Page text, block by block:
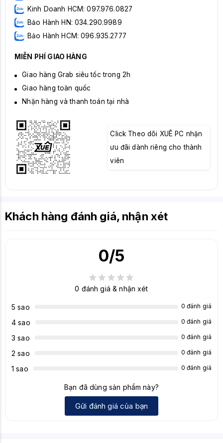
Kinh Doanh HCM: 097.976.0827
Bảo Hành HN: 034.290.9989
Bảo Hành HCM: 096.935.2777
MIỄN PHÍ GIAO HÀNG
Giao hàng Grab siêu tốc trong 2h
Giao hàng toàn quốc
Nhận hàng và thanh toán tại nhà
Click Theo dõi XUÊ PC nhận
ưu đãi dành riêng cho thành
viên
Khách hàng đánh giá, nhận xét
0/5
0 đánh giá & nhận xét
5 sao 0 đánh giá
4 sao 0 đánh giá
3 sao 0 đánh giá
2 sao 0 đánh giá
1 sao 0 đánh giá
Bạn đã dùng sản phẩm này?
Gửi đánh giá của bạn